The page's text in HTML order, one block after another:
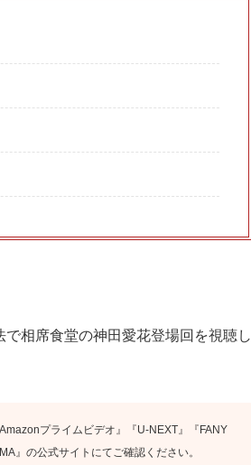
相席食堂の神田愛花登場回を視聴し
プライムビデオ』『U-NEXT』『FANY
』の公式サイトにてご確認ください。